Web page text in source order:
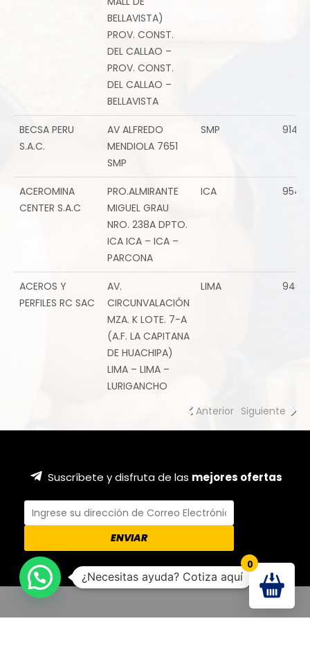
BELLAVISTA)
PROV. CONST.
DEL CALLAO –
PROV. CONST.
DEL CALLAO –
BELLAVISTA
BECSA PERU
S.A.C.
AV ALFREDO
MENDIOLA 7651
SMP
SMP
ACEROMINA
CENTER S.A.C
PRO.ALMIRANTE
MIGUEL GRAU
NRO. 238A DPTO.
ICA ICA – ICA –
PARCONA
ICA
ACEROS Y
PERFILES RC SAC
AV.
CIRCUNVALACIÓN
MZA. K LOTE. 7-A
(A.F. LA CAPITANA
DE HUACHIPA)
LIMA – LIMA –
LURIGANCHO
LIMA
Anterior Siguiente
Suscríbete y disfruta de las mejores ofertas
¿Necesitas ayuda? Cotiza aquí
0